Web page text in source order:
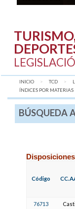
INICIO TCD
AQUÍ:
ÍNDICES POR MATERIAS
BÚSQUEDA
Disposiciones
Código
76713